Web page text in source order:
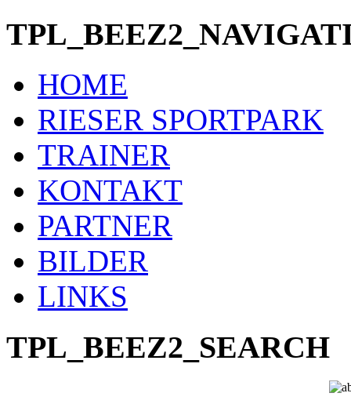
HOME
RIESER SPORTPARK
TRAINER
KONTAKT
PARTNER
BILDER
LINKS
TPL_BEEZ2_SEARCH